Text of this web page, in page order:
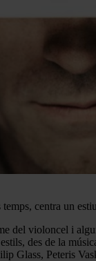
centra un
del violoncel i
des de la
Glass, Peteris